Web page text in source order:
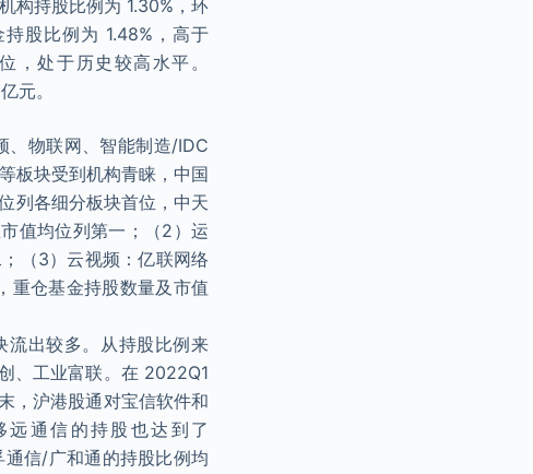
构持股比例为 1.30%，环
股比例为 1.48%，高于
，处于历史较高水平。
元。
、物联网、智能制造/IDC
板块受到机构青睐，中国
列各细分板块首位，中天
值均位列第一；（2）运
（3）云视频：亿联网络
重仓基金持股数量及市值
流出较多。从持股比例来
、工业富联。在 2022Q1
，沪港股通对宝信软件和
远通信的持股也达到了
信/广和通的持股比例均